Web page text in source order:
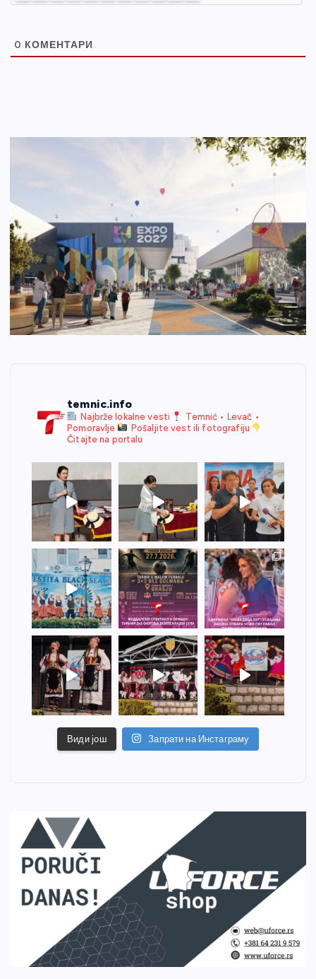
0 КОМЕНТАРИ
temnic.info
Najbrže lokalne vesti
Temnić • Levač •
Pomoravlje
Pošaljite vest ili fotografiju
Čitajte na portalu
Види још Запрати на Инстаграму